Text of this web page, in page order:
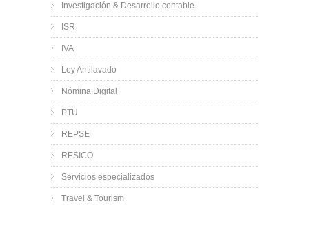
Investigación & Desarrollo contable
ISR
IVA
Ley Antilavado
Nómina Digital
PTU
REPSE
RESICO
Servicios especializados
Travel & Tourism